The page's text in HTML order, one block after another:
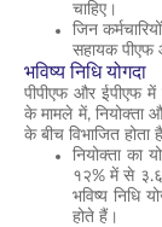
चाहिए।
जिन
सहायक पीएफ
भविष्य निधि योगदा
पीपीएफ और ईपीएफ में
के मामले में, नियोक्ता
के बीच विभाजित होता
नियोक्ता का
१२% में से
भविष्य निधि
होते हैं।